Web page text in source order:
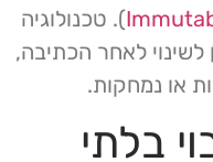
). טכנולוגיה
לשינוי לאחר הכתיבה,
או נמחקות.
בלתי